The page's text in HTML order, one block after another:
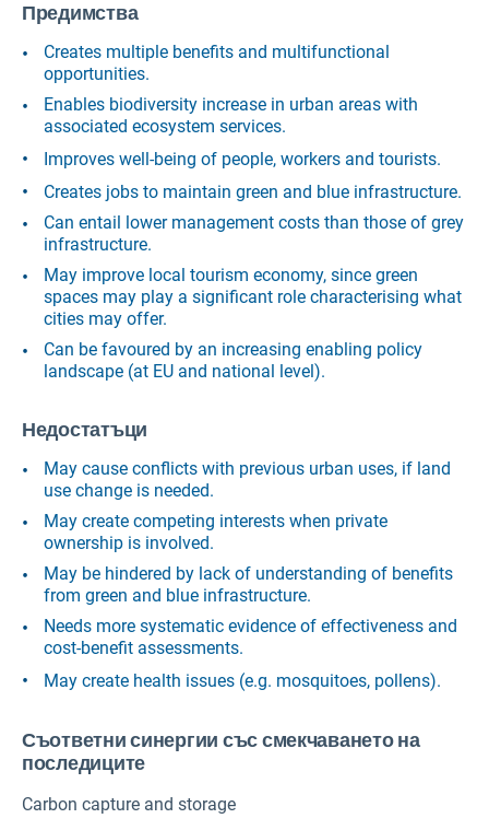
Предимства
Creates multiple benefits and multifunctional
opportunities.
Enables biodiversity increase in urban areas with
associated ecosystem services.
Improves well-being of people, workers and tourists.
Creates jobs to maintain green and blue infrastructure.
Can entail lower management costs than those of grey
infrastructure.
May improve local tourism economy, since green
spaces may play a significant role characterising what
cities may offer.
Can be favoured by an increasing enabling policy
landscape (at EU and national level).
Недостатъци
May cause conflicts with previous urban uses, if land
use change is needed.
May create competing interests when private
ownership is involved.
May be hindered by lack of understanding of benefits
from green and blue infrastructure.
Needs more systematic evidence of effectiveness and
cost-benefit assessments.
May create health issues (e.g. mosquitoes, pollens).
Съответни синергии със смекчаването на
последиците
Carbon capture and storage